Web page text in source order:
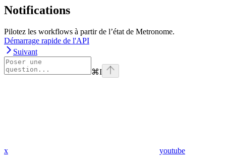
Notifications
Pilotez les workflows à partir de l’état de Metronome.
Démarrage rapide de l'API
Suivant
⌘I
x youtube